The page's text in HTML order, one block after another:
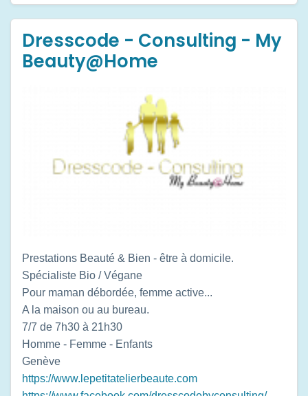
Dresscode - Consulting - My
Beauty@Home
Prestations Beauté & Bien - être à domicile.
Spécialiste Bio / Végane
Pour maman débordée, femme active...
A la maison ou au bureau.
7/7 de 7h30 à 21h30
Homme - Femme - Enfants
Genève
https://www.lepetitatelierbeaute.com